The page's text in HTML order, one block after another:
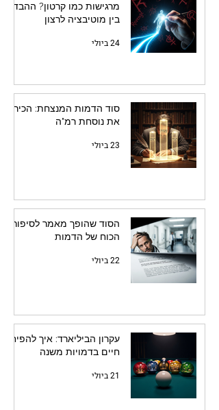
מרגישות כמו קרטון? ההבדל
בין מוטיבציה לרצון
24 ביולי
סוד הדמות המנצחת: הכירו
את נוסחת רמ"ה
23 ביולי
הסוד שהופך מאמר לסיפור:
הכוח של הדמות
22 ביולי
עקרון הביליארד: איך להפיח
חיים בדמויות משנה
21 ביולי